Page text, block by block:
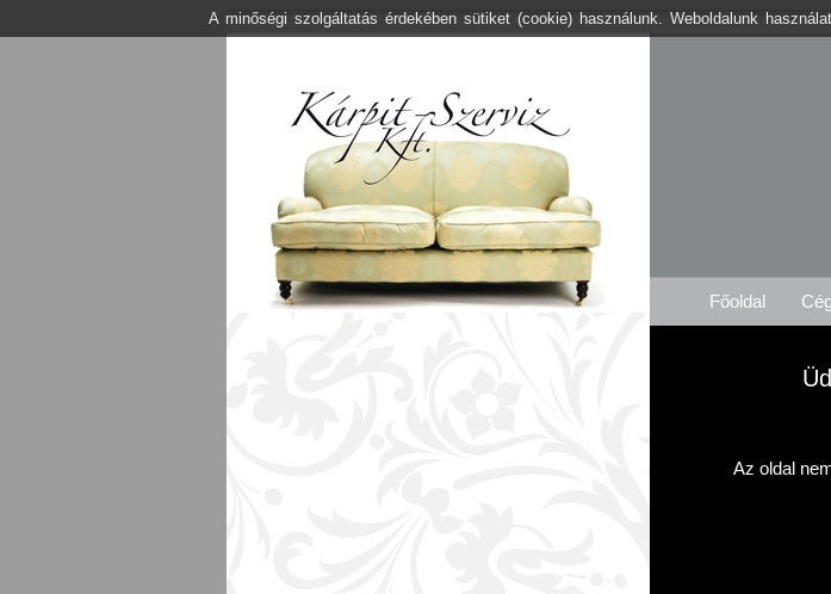
Főoldal
Az oldal
A minőségi szolgáltatás érdekében sütiket (cookie) használunk. Weboldalunk